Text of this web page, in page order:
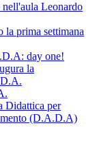
Leonardo
prima settimana
day one!
la
Didattica per
(D.A.D.A)